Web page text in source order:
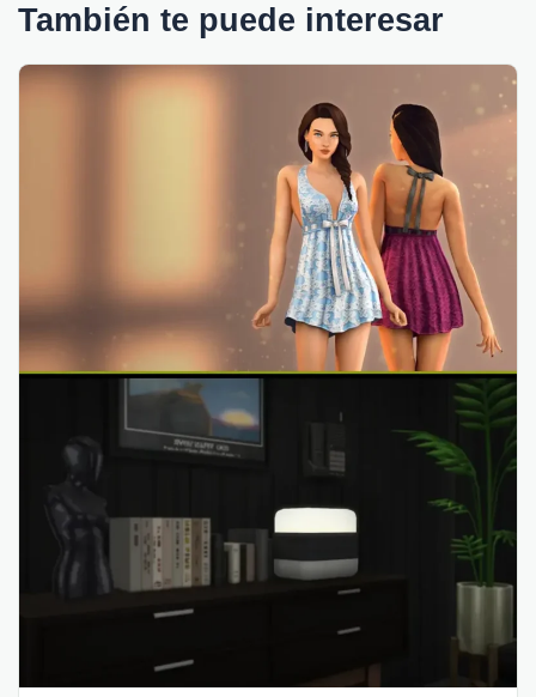
También te puede interesar